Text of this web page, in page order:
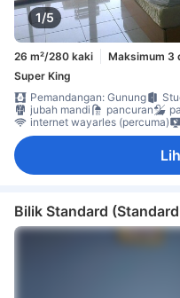
1/5
26 m²/280 kaki Maksimum 3
Super King
Pemandangan: Gunung
jubah mandi
pancuran
internet wayarles (percuma)
Bilik Standard